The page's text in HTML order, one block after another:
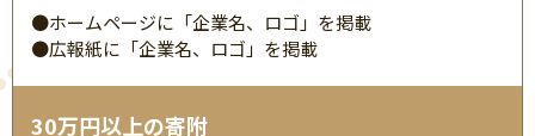
●ホームページに「企業名、ロゴ」を掲載
●広報紙に「企業名、ロゴ」を掲載
30万円以上の寄附